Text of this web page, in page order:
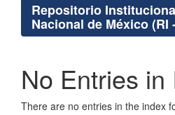
Repositorio
Nacional de México (RI
No Entries in
There are no entries in the index